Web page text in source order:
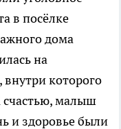
в посёлке
дома
на
которого
счастью, малыш
и здоровье были